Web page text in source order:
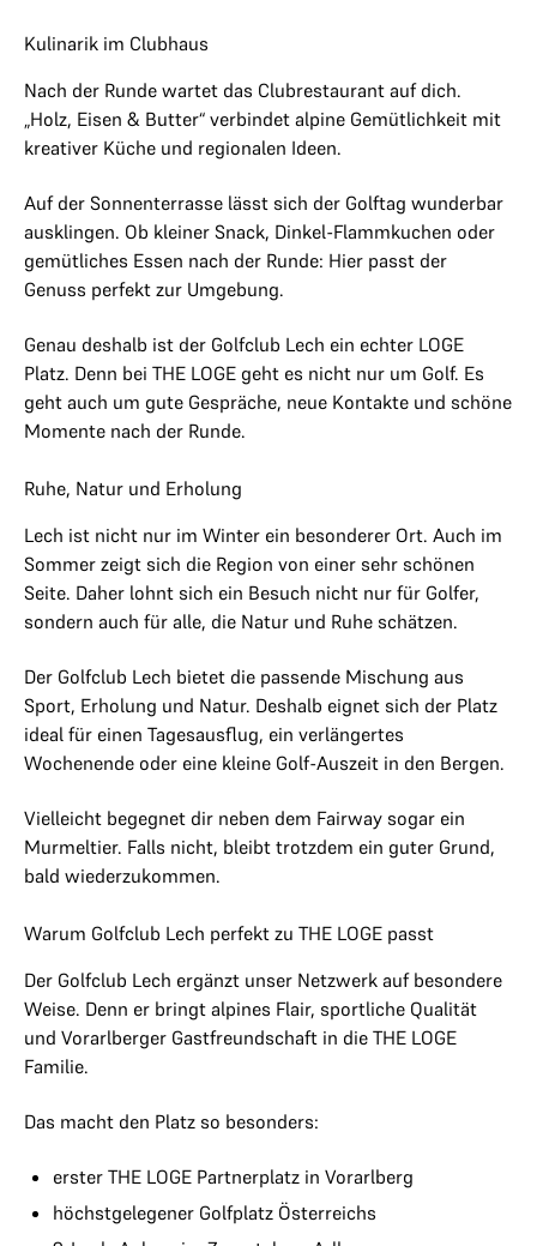
Kulinarik im Clubhaus
Nach der Runde wartet das Clubrestaurant auf dich.
„Holz, Eisen & Butter“ verbindet alpine Gemütlichkeit mit
kreativer Küche und regionalen Ideen.
Auf der Sonnenterrasse lässt sich der Golftag wunderbar
ausklingen. Ob kleiner Snack, Dinkel-Flammkuchen oder
gemütliches Essen nach der Runde: Hier passt der
Genuss perfekt zur Umgebung.
Genau deshalb ist der Golfclub Lech ein echter LOGE
Platz. Denn bei THE LOGE geht es nicht nur um Golf. Es
geht auch um gute Gespräche, neue Kontakte und schöne
Momente nach der Runde.
Ruhe, Natur und Erholung
Lech ist nicht nur im Winter ein besonderer Ort. Auch im
Sommer zeigt sich die Region von einer sehr schönen
Seite. Daher lohnt sich ein Besuch nicht nur für Golfer,
sondern auch für alle, die Natur und Ruhe schätzen.
Der Golfclub Lech bietet die passende Mischung aus
Sport, Erholung und Natur. Deshalb eignet sich der Platz
ideal für einen Tagesausflug, ein verlängertes
Wochenende oder eine kleine Golf-Auszeit in den Bergen.
Vielleicht begegnet dir neben dem Fairway sogar ein
Murmeltier. Falls nicht, bleibt trotzdem ein guter Grund,
bald wiederzukommen.
Warum Golfclub Lech perfekt zu THE LOGE passt
Der Golfclub Lech ergänzt unser Netzwerk auf besondere
Weise. Denn er bringt alpines Flair, sportliche Qualität
und Vorarlberger Gastfreundschaft in die THE LOGE
Familie.
Das macht den Platz so besonders:
erster THE LOGE Partnerplatz in Vorarlberg
höchstgelegener Golfplatz Österreichs